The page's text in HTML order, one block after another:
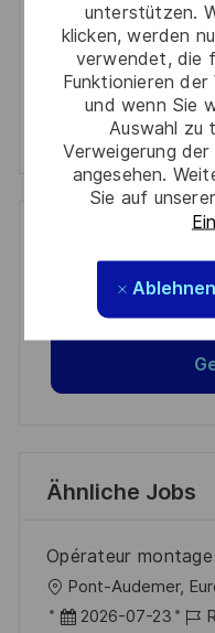
unterstützen.
klicken, werden
verwendet, die
Funktionieren
und wenn Sie
Auswahl zu
Verweigerung
angesehen.
Sie auf
Ablehnen
Manage alerts
Manage alerts
based on your
Ähnliche Jobs
Opérateur
O
r
Pont-Audemer,
D 2026-07-23
J